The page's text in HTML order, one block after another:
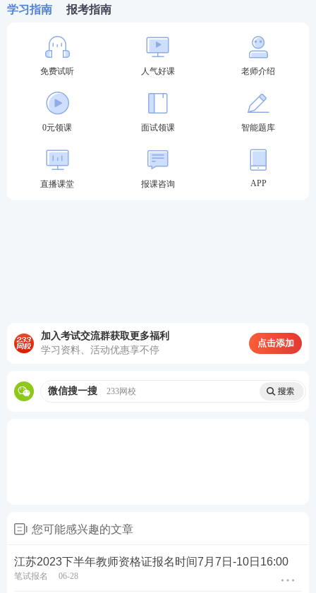
港澳居民来往大陆通行证、五年有效期内的台湾居民
(四)受到剥夺政治权利，或故意犯罪受到有期徒刑以
上刑事处罚的人员，不得报名参加考试;被撤销教师资
格的人员，5年内不得报名参加考试;参加教师资格考
试有作弊行为的人员，3年内不得再次参加教师资格考
二、报名时间和要求
2.网上报名：7月7日～10日，10日截止到16:00。
3.网上审核：7月9日～11日，11日截止到16:00。
苏省中小学教师资格考试笔试收费标准为
5.请考生严格遵照各时间节点进行报名，逾期报名无
学习指南 报考指南
免费试听 人气好课 老师介绍
0元领课 面试领课 智能题库
直播课堂 报课咨询 APP
加入考试交流群获取更多福利
学习资料、活动优惠享不停
点击添加
微信搜一搜 233网校
您可能感兴趣的文章
江苏2023下半年教师资格证报名时间7月7日-10日16:00
笔试报名 06-28